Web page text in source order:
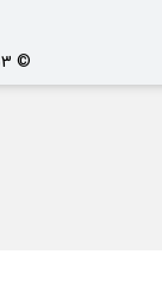
​© ۱۴۰3 - تیم انفورماتیک آکادمی پازل